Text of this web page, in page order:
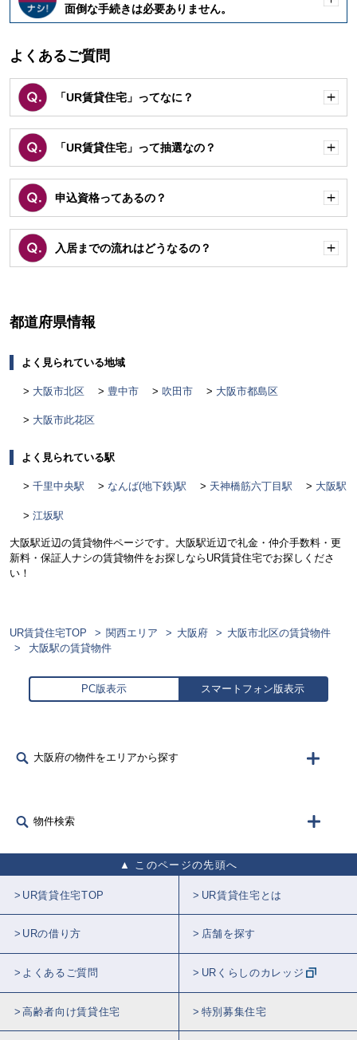
面倒な手続きは必要ありません。
く
よくあるご質問
「UR賃貸住宅」ってなに？
く
「UR賃貸住宅」って抽選なの？
く
申込資格ってあるの？
く
入居までの流れはどうなるの？
く
都道府県情報
よく見られている地域
大阪市北区 豊中市 吹田市 大阪市都島区
大阪市此花区
よく見られている駅
千里中央駅 なんば(地下鉄)駅 天神橋筋六丁目駅 大阪駅
江坂駅
大阪駅近辺の賃貸物件ページです。大阪駅近辺で礼金・仲介手数料・更
新料・保証人ナシの賃貸物件をお探しならUR賃貸住宅でお探しくださ
い！
UR賃貸住宅TOP 関西エリア 大阪府
大阪市北区の賃貸物件
大阪駅の賃貸物件
PC版表示 スマートフォン版表示
大阪府の物件をエリアから探す
物件検索
このページの先頭へ
UR賃貸住宅TOP UR賃貸住宅とは
URの借り方 店舗を探す
よくあるご質問 URくらしのカレッジ
高齢者向け賃貸住宅 特別募集住宅